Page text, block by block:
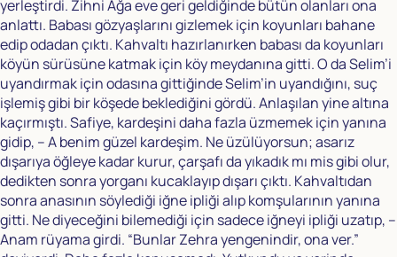
yerleştirdi. Zihni Ağa eve geri geldiğinde bütün olanları ona
anlattı. Babası gözyaşlarını gizlemek için koyunları bahane
edip odadan çıktı. Kahvaltı hazırlanırken babası da koyunları
köyün sürüsüne katmak için köy meydanına gitti. O da Selim’i
uyandırmak için odasına gittiğinde Selim’in uyandığını, suç
işlemiş gibi bir köşede beklediğini gördü. Anlaşılan yine altına
kaçırmıştı. Safiye, kardeşini daha fazla üzmemek için yanına
gidip, – A benim güzel kardeşim. Ne üzülüyorsun; asarız
dışarıya öğleye kadar kurur, çarşafı da yıkadık mı mis gibi olur,
dedikten sonra yorganı kucaklayıp dışarı çıktı. Kahvaltıdan
sonra anasının söylediği iğne ipliği alıp komşularının yanına
gitti. Ne diyeceğini bilemediği için sadece iğneyi ipliği uzatıp, –
Anam rüyama girdi. “Bunlar Zehra yengenindir, ona ver.”